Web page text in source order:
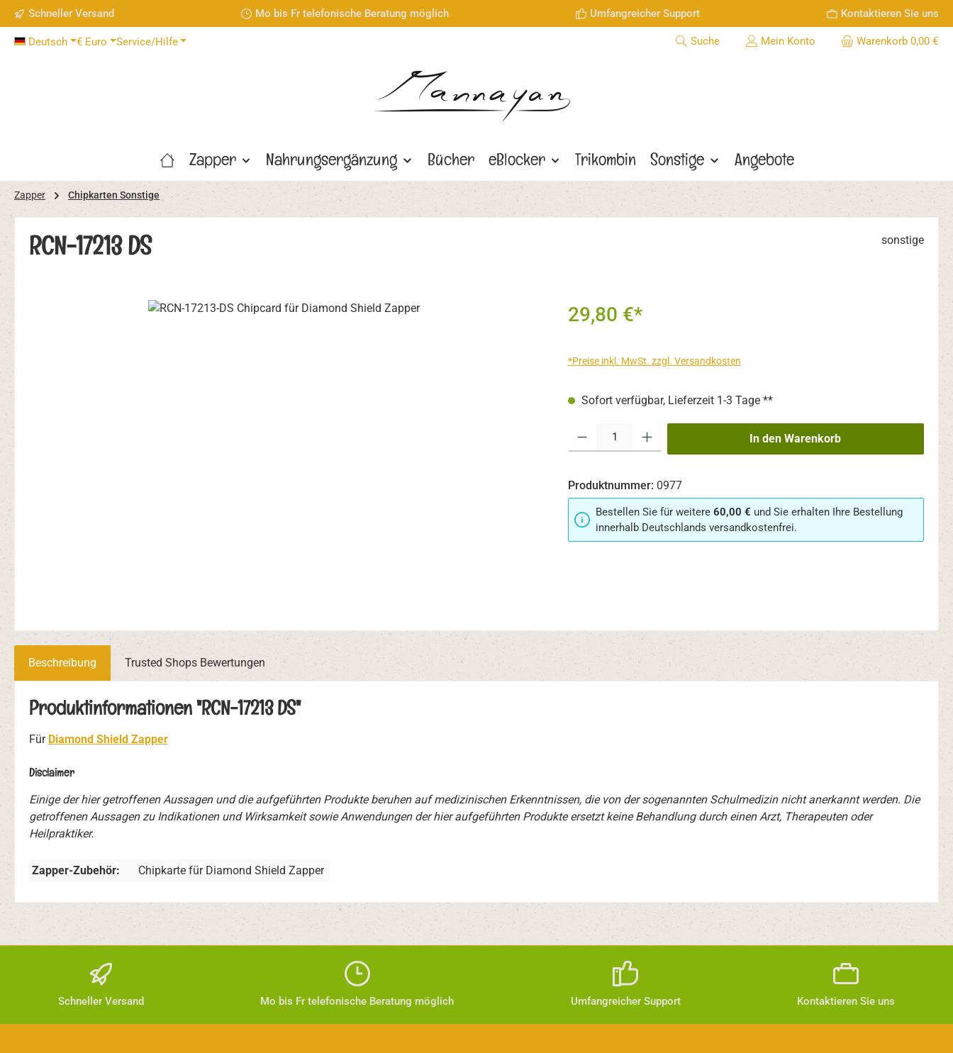
Hauptinhalt springen
Zur Suche springen
Zur Hauptnavigation springen
Schneller Versand Mo bis Fr telefonische Beratung möglich Umfangreicher Support Kontaktieren Sie uns
Deutsch € Euro Service/Hilfe Suche Mein Konto Warenkorb 0,00 €
Zapper Nahrungsergänzung Bücher eBlocker Trikombin Sonstige Angebote
Zapper Chipkarten Sonstige
RCN-17213 DS sonstige
Bildergalerie überspringen 29,80 €*
*Preise inkl. MwSt. zzgl. Versandkosten
Sofort verfügbar, Lieferzeit 1-3 Tage **
Produkt Anzahl: Gib den gewünschten Wert ein oder benutze die Schaltflächen um die
In den Warenkorb
Produktnummer: 0977
Bestellen Sie für weitere 60,00 € und Sie erhalten Ihre Bestellung
innerhalb Deutschlands versandkostenfrei.
Beschreibung Trusted Shops Bewertungen
Produktinformationen "RCN-17213 DS"
Für Diamond Shield Zapper
Disclaimer
Einige der hier getroffenen Aussagen und die aufgeführten Produkte beruhen auf medizinischen Erkenntnissen, die von der sogenannten Schulmedizin nicht anerkannt werden. Die
getroffenen Aussagen zu Indikationen und Wirksamkeit sowie Anwendungen der hier aufgeführten Produkte ersetzt keine Behandlung durch einen Arzt, Therapeuten oder
Heilpraktiker.
Zapper-Zubehör: Chipkarte für Diamond Shield Zapper
Schneller Versand Mo bis Fr telefonische Beratung möglich Umfangreicher Support Kontaktieren Sie uns